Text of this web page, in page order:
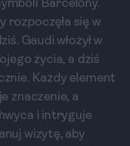
Barcelony.
rozpoczęła się w
Gaudi włożył w
życia, a dziś
Każdy element
znaczenie, a
i intryguje
wizytę, aby